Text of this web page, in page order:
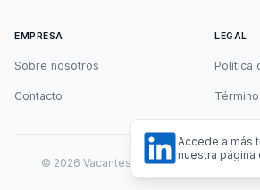
EMPRESA
Sobre nosotros
Contacto
LEGAL
Política
© 2026 Vacantes Remotas. Todos los
Accede a más
nuestra página